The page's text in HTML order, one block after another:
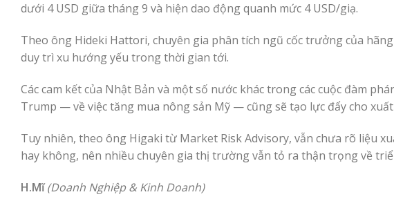
dưới 4 USD giữa tháng 9 và hiện dao động quanh mức 4 USD/giạ.
Theo ông Hideki Hattori, chuyên gia phân tích ngũ cốc trưởng của
duy trì xu hướng yếu trong thời gian tới.
Các cam kết của Nhật Bản và một số nước khác trong các cuộc đàm
Trump — về việc tăng mua nông sản Mỹ — cũng sẽ tạo lực đẩy cho
Tuy nhiên, theo ông Higaki từ Market Risk Advisory, vẫn chưa rõ liệu
hay không, nên nhiều chuyên gia thị trường vẫn tỏ ra thận trọng về
H.Mĩ (Doanh Nghiệp & Kinh Doanh)